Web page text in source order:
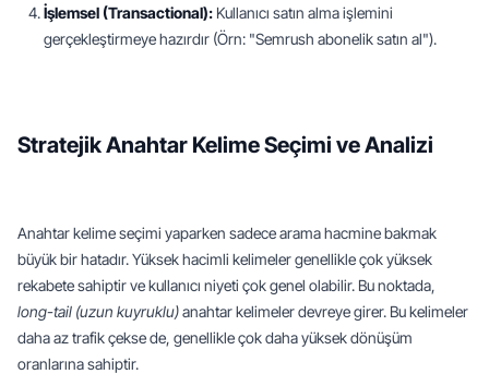
İşlemsel (Transactional): Kullanıcı satın alma işlemini
gerçekleştirmeye hazırdır (Örn: "Semrush abonelik satın al").
Stratejik Anahtar Kelime Seçimi ve Analizi
Anahtar kelime seçimi yaparken sadece arama hacmine bakmak
büyük bir hatadır. Yüksek hacimli kelimeler genellikle çok yüksek
long-tail (uzun kuyruklu) anahtar kelimeler devreye girer. Bu kelimeler
daha az trafik çekse de, genellikle çok daha yüksek dönüşüm
oranlarına sahiptir.